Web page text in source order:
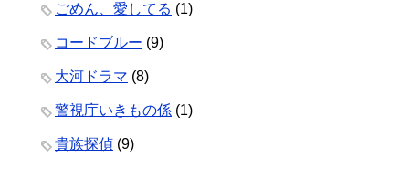
ごめん、愛してる (1)
コードブルー (9)
大河ドラマ (8)
警視庁いきもの係 (1)
貴族探偵 (9)